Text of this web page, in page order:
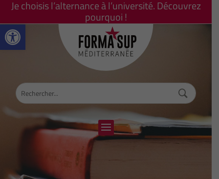
Ouvrir la barre d’outils
Je choisis l’alternance à l’université. Découvrez
pourquoi !